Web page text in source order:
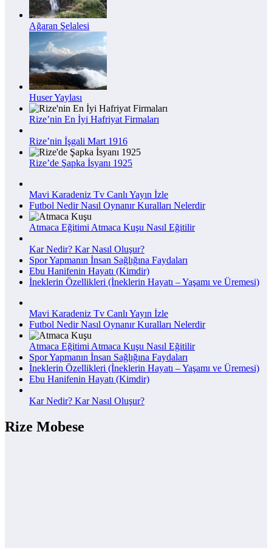
Ağaran Şelalesi
Huser Yaylası
Rize’nin En İyi Hafriyat Firmaları
Rize’nin İşgali Mart 1916
Rize’de Şapka İsyanı 1925
Mavi Karadeniz Tv Canlı Yayın İzle
Futbol Nedir Nasıl Oynanır Kuralları Nelerdir
Atmaca Eğitimi Atmaca Kuşu Nasıl Eğitilir
Kar Nedir? Kar Nasıl Oluşur?
Spor Yapmanın İnsan Sağlığına Faydaları
Ebu Hanifenin Hayatı (Kimdir)
İneklerin Özellikleri (İneklerin Hayatı – Yaşamı ve Üremesi)
Mavi Karadeniz Tv Canlı Yayın İzle
Futbol Nedir Nasıl Oynanır Kuralları Nelerdir
Atmaca Eğitimi Atmaca Kuşu Nasıl Eğitilir
Spor Yapmanın İnsan Sağlığına Faydaları
İneklerin Özellikleri (İneklerin Hayatı – Yaşamı ve Üremesi)
Ebu Hanifenin Hayatı (Kimdir)
Kar Nedir? Kar Nasıl Oluşur?
Rize Mobese